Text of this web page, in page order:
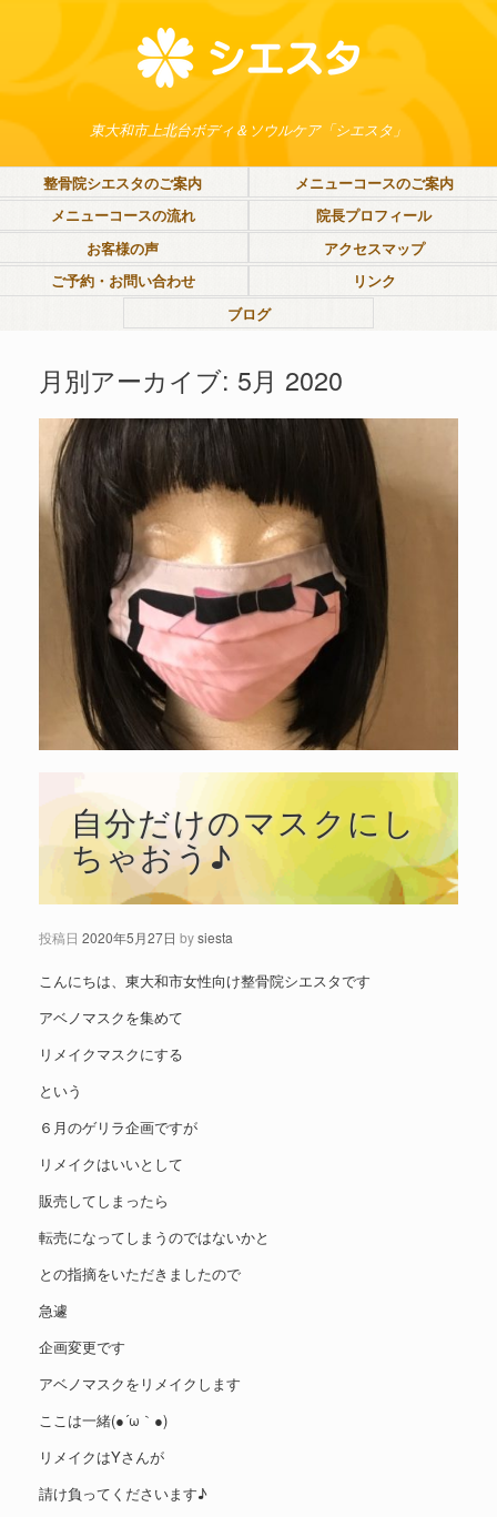
東大和市上北台ボディ＆ソウルケア「シエスタ」
整骨院シエスタのご案内
メニューコースのご案内
メニューコースの流れ
院長プロフィール
お客様の声
アクセスマップ
ご予約・お問い合わせ
リンク
ブログ
月別アーカイブ: 5月 2020
自分だけのマスクにし
ちゃおう♪
投稿日 2020年5月27日 bysiesta
こんにちは、東大和市女性向け整骨院シエスタです
アベノマスクを集めて
リメイクマスクにする
という
６月のゲリラ企画ですが
リメイクはいいとして
販売してしまったら
転売になってしまうのではないかと
との指摘をいただきましたので
急遽
企画変更です
アベノマスクをリメイクします
ここは一緒(●´ω｀●)
リメイクはYさんが
請け負ってくださいます♪